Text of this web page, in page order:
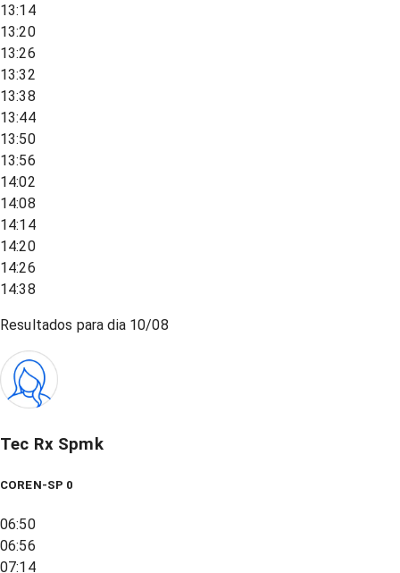
13:14
13:20
13:26
13:32
13:38
13:44
13:50
13:56
14:02
14:08
14:14
14:20
14:26
14:38
Resultados para dia 10/08
Tec Rx Spmk
COREN-SP 0
06:50
06:56
07:14